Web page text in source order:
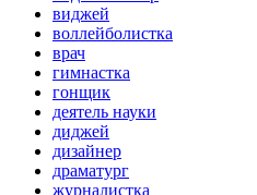
виджей
воллейболистка
врач
гимнастка
гонщик
деятель науки
диджей
дизайнер
драматург
журналистка